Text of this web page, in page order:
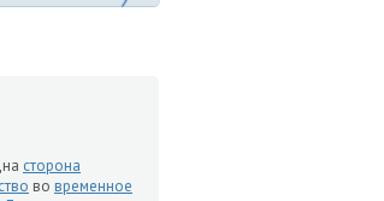
сторона
во временное